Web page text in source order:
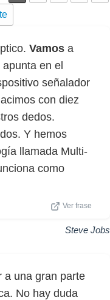
Vamos a
en el
señalador
con diez
dedos.
Y hemos
llamada Multi-
como
Ver frase
Steve Jobs
a una gran parte
No hay duda